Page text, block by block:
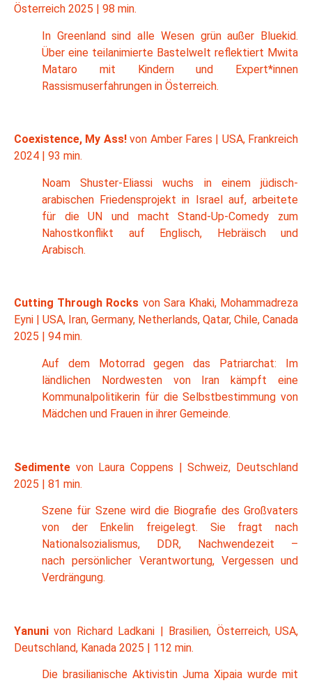
Österreich 2025 | 98 min.
In Greenland sind alle Wesen grün außer Bluekid.
Über eine teilanimierte Bastelwelt reflektiert Mwita
Mataro mit Kindern und Expert*innen
Rassismuserfahrungen in Österreich.
Coexistence, My Ass!von Amber Fares | USA, Frankreich
2024 | 93 min.
Noam Shuster-Eliassi wuchs in einem jüdisch-
arabischen Friedensprojekt in Israel auf, arbeitete
für die UN und macht Stand-Up-Comedy zum
Nahostkonflikt auf Englisch, Hebräisch und
Arabisch.
Cutting Through Rocks von Sara Khaki, Mohammadreza
Eyni | USA, Iran, Germany, Netherlands, Qatar, Chile, Canada
2025 | 94 min.
Auf dem Motorrad gegen das Patriarchat: Im
ländlichen Nordwesten von Iran kämpft eine
Kommunalpolitikerin für die Selbstbestimmung von
Mädchen und Frauen in ihrer Gemeinde.
Sedimente von Laura Coppens | Schweiz, Deutschland
2025 | 81 min.
Szene für Szene wird die Biografie des Großvaters
von der Enkelin freigelegt. Sie fragt nach
Nationalsozialismus, DDR, Nachwendezeit –
nach persönlicher Verantwortung, Vergessen und
Verdrängung.
Yanunivon Richard Ladkani | Brasilien, Österreich, USA,
Deutschland, Kanada 2025 | 112 min.
Die brasilianische Aktivistin Juma Xipaia wurde mit